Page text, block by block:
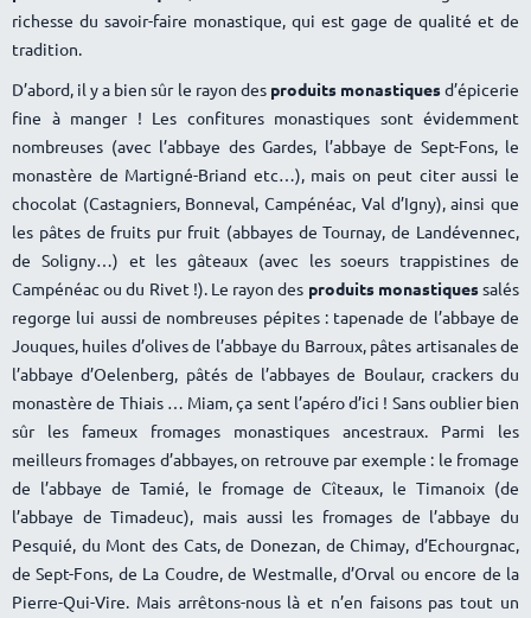
richesse du savoir-faire monastique, qui est gage de qualité et de
tradition.
D’abord, il y a bien sûr le rayon des produits monastiquesd’épicerie
fine à manger ! Les confitures monastiques sont évidemment
nombreuses (avec l’abbaye des Gardes, l’abbaye de Sept-Fons, le
monastère de Martigné-Briand etc…), mais on peut citer aussi le
chocolat (Castagniers, Bonneval, Campénéac, Val d’Igny), ainsi que
les pâtes de fruits pur fruit (abbayes de Tournay, de Landévennec,
de Soligny…) et les gâteaux (avec les soeurs trappistines de
Campénéac ou du Rivet !). Le rayon des produits monastiquessalés
regorge lui aussi de nombreuses pépites : tapenade de l’abbaye de
Jouques, huiles d’olives de l’abbaye du Barroux, pâtes artisanales de
l’abbaye d’Oelenberg, pâtés de l’abbayes de Boulaur, crackers du
monastère de Thiais … Miam, ça sent l’apéro d’ici ! Sans oublier bien
sûr les fameux fromages monastiques ancestraux. Parmi les
meilleurs fromages d’abbayes, on retrouve par exemple : le fromage
de l’abbaye de Tamié, le fromage de Cîteaux, le Timanoix (de
l’abbaye de Timadeuc), mais aussi les fromages de l’abbaye du
Pesquié, du Mont des Cats, de Donezan, de Chimay, d’Echourgnac,
de Sept-Fons, de La Coudre, de Westmalle, d’Orval ou encore de la
Pierre-Qui-Vire. Mais arrêtons-nous là et n’en faisons pas tout un